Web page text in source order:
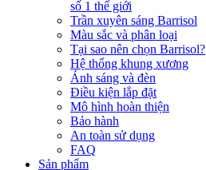
số 1 thế giới
Trần xuyên sáng Barrisol
Màu sắc và phân loại
Tại sao nên chọn Barrisol?
Hệ thống khung xương
Ánh sáng và đèn
Điều kiện lắp đặt
Mô hình hoàn thiện
Bảo hành
An toàn sử dụng
FAQ
Sản phẩm